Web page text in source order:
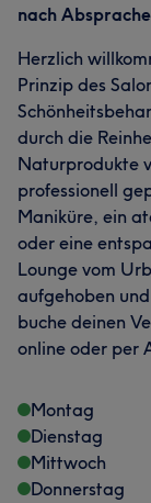
nach
Herzlich
Prinzip des
durch die
Naturprodukte
professionell
Maniküre, ein
oder eine
Lounge vom
aufgehoben
buche deinen
online oder per
Montag
Dienstag
Mittwoch
Donnerstag